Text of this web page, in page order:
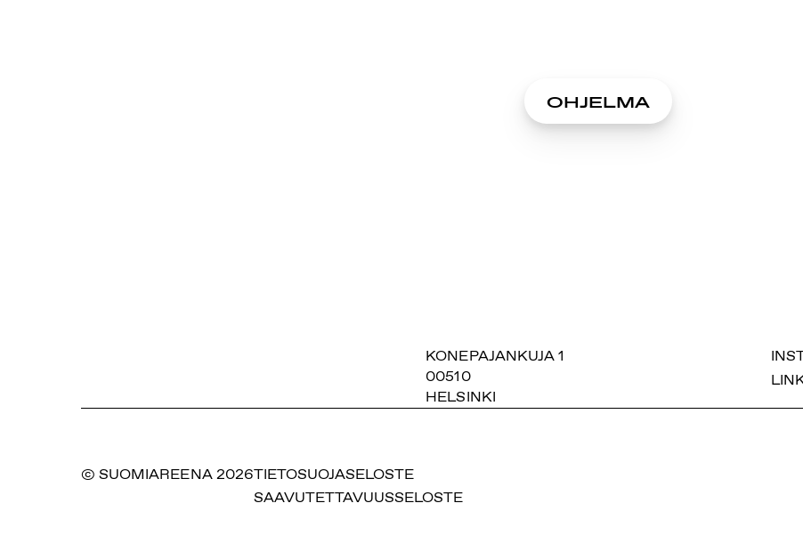
OHJELMA
SUOMIAREENA
KONEPAJANKUJA 1
00510
HELSINKI
© SUOMIAREENA 2026TIETOSUOJASELOSTE
SAAVUTETTAVUUSSELOSTE